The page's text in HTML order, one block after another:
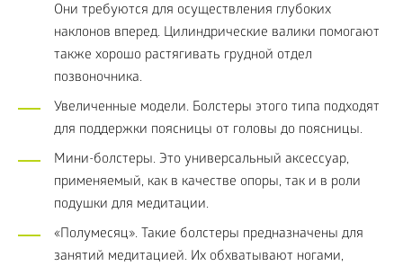
Они требуются для осуществления глубоких
наклонов вперед. Цилиндрические валики помогают
также хорошо растягивать грудной отдел
позвоночника.
Увеличенные модели. Болстеры этого типа подходят
для поддержки поясницы от головы до поясницы.
Мини-болстеры. Это универсальный аксессуар,
применяемый, как в качестве опоры, так и в роли
подушки для медитации.
«Полумесяц». Такие болстеры предназначены для
занятий медитацией. Их обхватывают ногами,